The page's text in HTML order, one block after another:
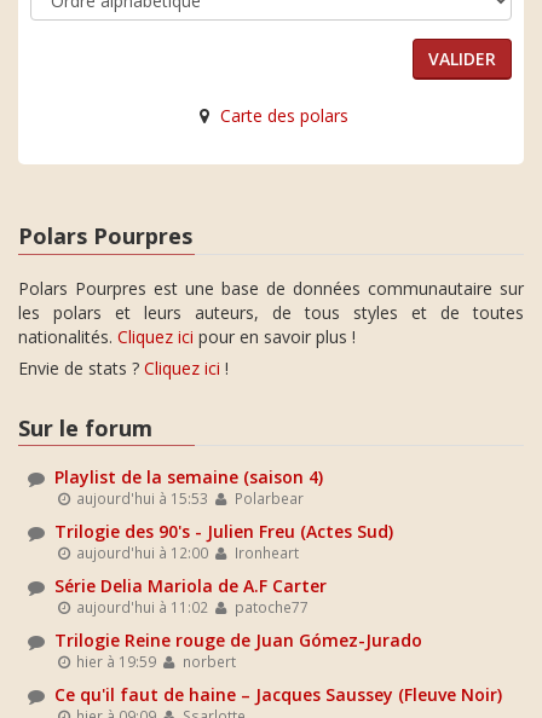
Carte des polars
Polars Pourpres
Polars Pourpres est une base de données communautaire sur
les polars et leurs auteurs, de tous styles et de toutes
nationalités. Cliquez ici pour en savoir plus !
Envie de stats ? Cliquez ici !
Sur le forum
Playlist de la semaine (saison 4)
aujourd'hui à 15:53 Polarbear
Trilogie des 90's - Julien Freu (Actes Sud)
aujourd'hui à 12:00 Ironheart
Série Delia Mariola de A.F Carter
aujourd'hui à 11:02 patoche77
Trilogie Reine rouge de Juan Gómez-Jurado
hier à 19:59 norbert
Ce qu'il faut de haine – Jacques Saussey (Fleuve Noir)